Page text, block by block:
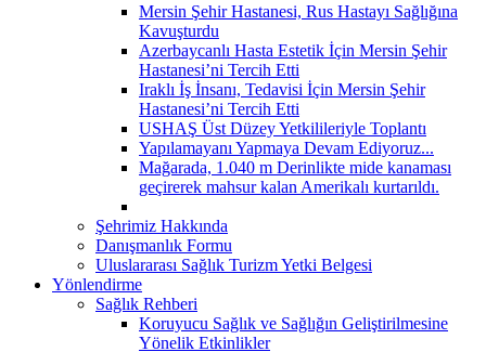
Mersin Şehir Hastanesi, Rus Hastayı Sağlığına
Kavuşturdu
Azerbaycanlı Hasta Estetik İçin Mersin Şehir
Hastanesi’ni Tercih Etti
Iraklı İş İnsanı, Tedavisi İçin Mersin Şehir
Hastanesi’ni Tercih Etti
USHAŞ Üst Düzey Yetkilileriyle Toplantı
Yapılamayanı Yapmaya Devam Ediyoruz...
Mağarada, 1.040 m Derinlikte mide kanaması
geçirerek mahsur kalan Amerikalı kurtarıldı.
Şehrimiz Hakkında
Danışmanlık Formu
Uluslararası Sağlık Turizm Yetki Belgesi
Yönlendirme
Sağlık Rehberi
Koruyucu Sağlık ve Sağlığın Geliştirilmesine
Yönelik Etkinlikler